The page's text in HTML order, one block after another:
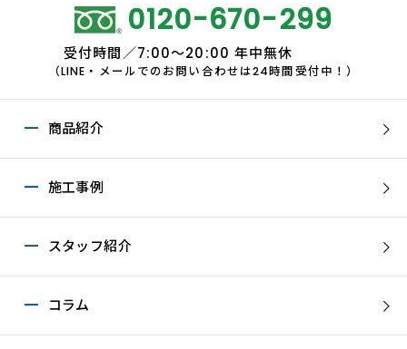
0120-670-299
受付時間／7:00～20:00 年中無休
（LINE・メールでのお問い合わせは24時間受付中！）
商品紹介
施工事例
スタッフ紹介
コラム